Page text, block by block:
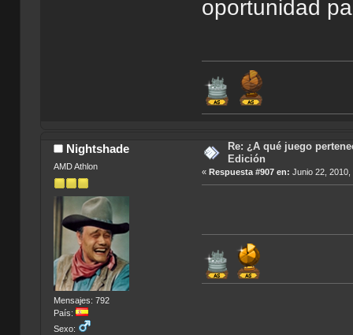
oportunidad
Nightshade
AMD Athlon
Mensajes: 792
País:
Sexo:
Re: ¿A qué juego
Edición
«Respuesta #907 en: Junio 22,